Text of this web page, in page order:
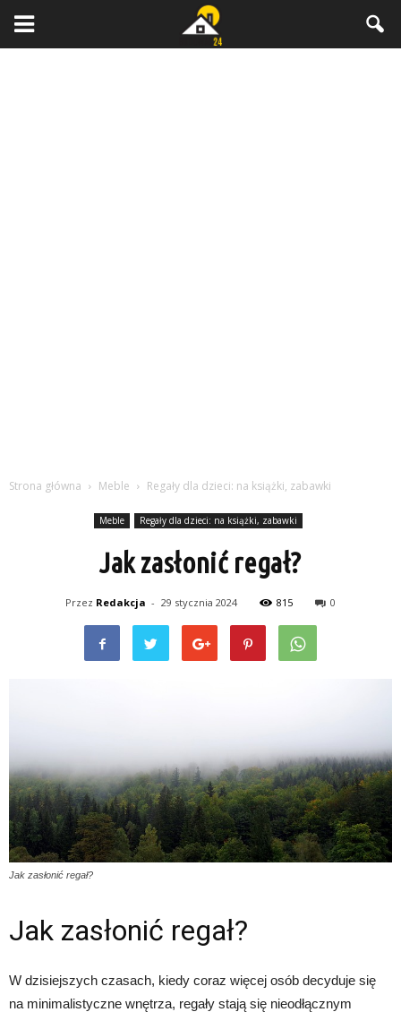
Strona główna Meble Regały dla dzieci: na książki, zabawki
Meble Regały dla dzieci: na książki, zabawki
Jak zasłonić regał?
Przez Redakcja - 29 stycznia 2024 815 0
Jak zasłonić regał?
Jak zasłonić regał?
W dzisiejszych czasach, kiedy coraz więcej osób decyduje się
na minimalistyczne wnętrza, regały stają się nieodłącznym